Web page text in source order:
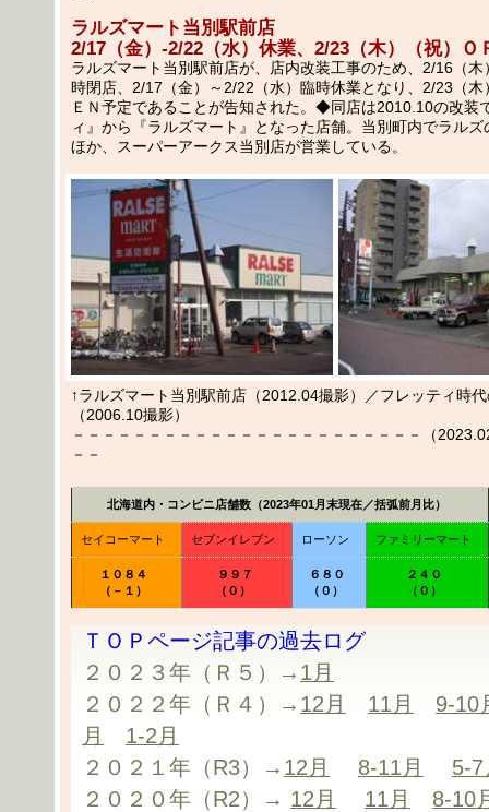
ラルズマート当別駅前店
2/17（金）-2/22（水）休業、2/23（木）（祝）Ｏ
ラルズマート当別駅前店が、店内改装工事のため、2/16（木
時閉店、2/17（金）～2/22（水）臨時休業となり、2/23（木
ＥＮ予定であることが告知された。◆同店は2010.10の改装
ィ』から『ラルズマート』となった店舗。当別町内でラル
ほか、スーパーアークス当別店が営業している。
↑ラルズマート当別駅前店（2012.04撮影）／フレッティ時
（2006.10撮影）
－－－－－－－－－－－－－－－－－－－－－－－（
－－
北海道内・コンビニ店舗数（2023年01月末現在／括弧前月比）
セイコーマート セブンイレブン ローソン ファミリーマート
１０８４
（－１）
９９７
（０）
６８０
（０）
２４０
（０）
ＴＯＰページ記事の過去ログ
２０２３年（Ｒ５）→ 1月
２０２２年（Ｒ４）→ 12月 11月
9-10
月
1-2月
２０２１年（R3）→ 12月 8-11月
5-7
２０２０年（R2）→ 12月 11月
8-10